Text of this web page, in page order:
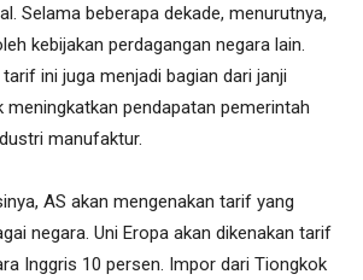
Selama beberapa dekade, menurutnya,
kebijakan perdagangan negara lain.
ini juga menjadi bagian dari janji
meningkatkan pendapatan pemerintah
manufaktur.
AS akan mengenakan tarif yang
negara. Uni Eropa akan dikenakan tarif
Inggris 10 persen. Impor dari Tiongkok